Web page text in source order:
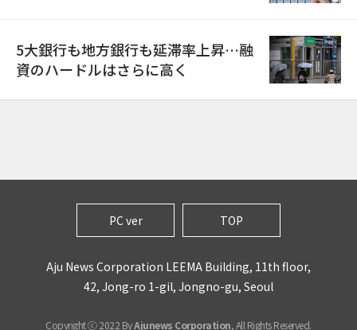
5大銀行も地方銀行も延滞率上昇…融
資のハードルはさらに高く
PC ver TOP
Aju News Corporation LEEMA Building, 11th floor,
42, Jong-ro 1-gil, Jongno-gu, Seoul
Copyright ⓒ 2022 ByAjunews Corporation, All Rights Reserved.